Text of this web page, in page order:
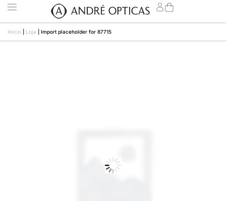
Início Loja Import placeholder for 87715